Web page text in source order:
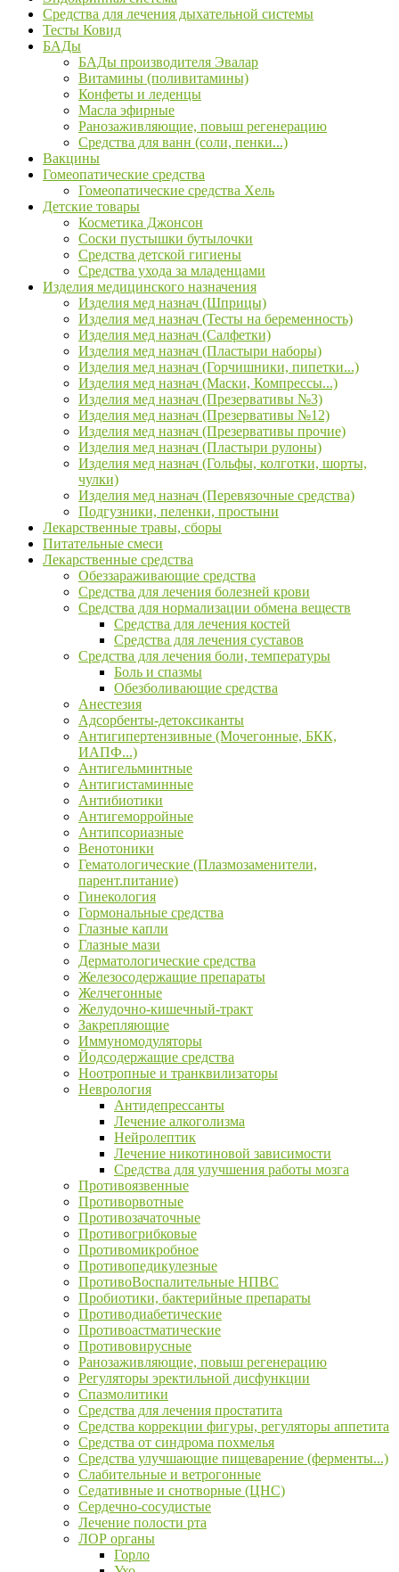
Средства для лечения дыхательной системы
Тесты Ковид
БАДы
БАДы производителя Эвалар
Витамины (поливитамины)
Конфеты и леденцы
Масла эфирные
Ранозаживляющие, повыш регенерацию
Средства для ванн (соли, пенки...)
Вакцины
Гомеопатические средства
Гомеопатические средства Хель
Детские товары
Косметика Джонсон
Соски пустышки бутылочки
Средства детской гигиены
Средства ухода за младенцами
Изделия медицинского назначения
Изделия мед назнач (Шприцы)
Изделия мед назнач (Тесты на беременность)
Изделия мед назнач (Салфетки)
Изделия мед назнач (Пластыри наборы)
Изделия мед назнач (Горчишники, пипетки...)
Изделия мед назнач (Маски, Компрессы...)
Изделия мед назнач (Презервативы №3)
Изделия мед назнач (Презервативы №12)
Изделия мед назнач (Презервативы прочие)
Изделия мед назнач (Пластыри рулоны)
Изделия мед назнач (Гольфы, колготки, шорты,
чулки)
Изделия мед назнач (Перевязочные средства)
Подгузники, пеленки, простыни
Лекарственные травы, сборы
Питательные смеси
Лекарственные средства
Обеззараживающие средства
Средства для лечения болезней крови
Средства для нормализации обмена веществ
Средства для лечения костей
Средства для лечения суставов
Средства для лечения боли, температуры
Боль и спазмы
Обезболивающие средства
Анестезия
Адсорбенты-детоксиканты
Антигипертензивные (Мочегонные, БКК,
ИАПФ...)
Антигельминтные
Антигистаминные
Антибиотики
Антигеморройные
Антипсориазные
Венотоники
Гематологические (Плазмозаменители,
парент.питание)
Гинекология
Гормональные средства
Глазные капли
Глазные мази
Дерматологические средства
Железосодержащие препараты
Желчегонные
Желудочно-кишечный-тракт
Закрепляющие
Иммуномодуляторы
Йодсодержащие средства
Ноотропные и транквилизаторы
Неврология
Антидепрессанты
Лечение алкоголизма
Нейролептик
Лечение никотиновой зависимости
Средства для улучшения работы мозга
Противоязвенные
Противорвотные
Противозачаточные
Противогрибковые
Противомикробное
Противопедикулезные
ПротивоВоспалительные НПВС
Пробиотики, бактерийные препараты
Противодиабетические
Противоастматические
Противовирусные
Ранозаживляющие, повыш регенерацию
Регуляторы эректильной дисфункции
Спазмолитики
Средства для лечения простатита
Средства коррекции фигуры, регуляторы аппетита
Средства от синдрома похмелья
Средства улучшающие пищеварение (ферменты...)
Слабительные и ветрогонные
Седативные и снотворные (ЦНС)
Сердечно-сосудистые
Лечение полости рта
ЛОР органы
Горло